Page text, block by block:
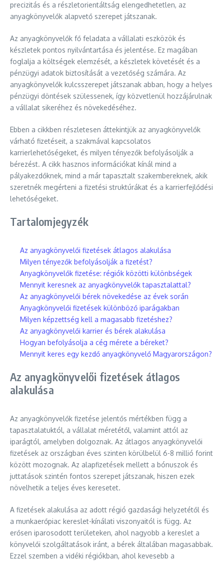
precizitás és a részletorientáltság elengedhetetlen, az
anyagkönyvelők alapvető szerepet játszanak.
Az anyagkönyvelők fő feladata a vállalati eszközök és
készletek pontos nyilvántartása és jelentése. Ez magában
foglalja a költségek elemzését, a készletek követését és a
pénzügyi adatok biztosítását a vezetőség számára. Az
anyagkönyvelők kulcsszerepet játszanak abban, hogy a helyes
pénzügyi döntések szülessenek, így közvetlenül hozzájárulnak
a vállalat sikeréhez és növekedéséhez.
Ebben a cikkben részletesen áttekintjük az anyagkönyvelők
várható fizetéseit, a szakmával kapcsolatos
karrierlehetőségeket, és milyen tényezők befolyásolják a
bérezést. A cikk hasznos információkat kínál mind a
pályakezdőknek, mind a már tapasztalt szakembereknek, akik
szeretnék megérteni a fizetési struktúrákat és a karrierfejlődési
lehetőségeket.
Tartalomjegyzék
Az anyagkönyvelői fizetések átlagos alakulása
Milyen tényezők befolyásolják a fizetést?
Anyagkönyvelők fizetése: régiók közötti különbségek
Mennyit keresnek az anyagkönyvelők tapasztalattal?
Az anyagkönyvelői bérek növekedése az évek során
Anyagkönyvelői fizetések különböző iparágakban
Milyen képzettség kell a magasabb fizetéshez?
Az anyagkönyvelői karrier és bérek alakulása
Hogyan befolyásolja a cég mérete a béreket?
Mennyit keres egy kezdő anyagkönyvelő Magyarországon?
Az anyagkönyvelői fizetések átlagos
alakulása
Az anyagkönyvelők fizetése jelentős mértékben függ a
tapasztalatuktól, a vállalat méretétől, valamint attól az
iparágtól, amelyben dolgoznak. Az átlagos anyagkönyvelői
fizetések az országban éves szinten körülbelül 6-8 millió forint
között mozognak. Az alapfizetések mellett a bónuszok és
juttatások szintén fontos szerepet játszanak, hiszen ezek
növelhetik a teljes éves keresetet.
A fizetések alakulása az adott régió gazdasági helyzetétől és
a munkaerőpiac kereslet-kínálati viszonyaitól is függ. Az
erősen iparosodott területeken, ahol nagyobb a kereslet a
könyvelői szolgáltatások iránt, a bérek általában magasabbak.
Ezzel szemben a vidéki régiókban, ahol kevesebb a